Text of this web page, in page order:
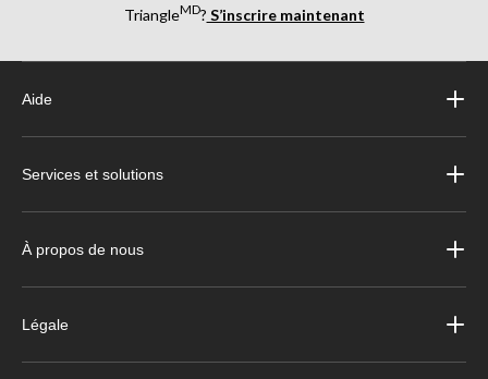
TriangleMD? S’inscrire maintenant
Aide
Services et solutions
À propos de nous
Légale